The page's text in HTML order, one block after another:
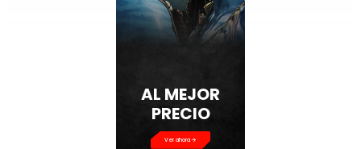
AL MEJOR
PRECIO
Ver ahora